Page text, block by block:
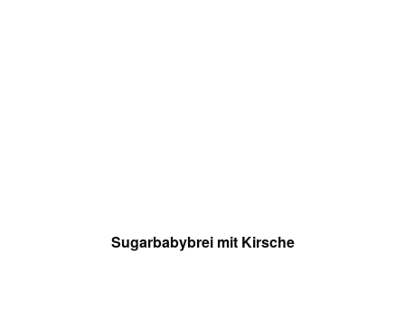
Sugarbabybrei mit Kirsche